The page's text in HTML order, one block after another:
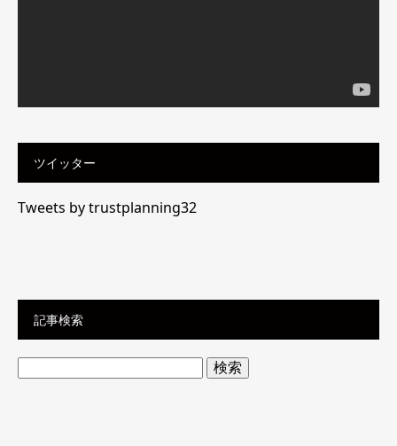
ツイッター
Tweets by trustplanning32
記事検索
検
索: